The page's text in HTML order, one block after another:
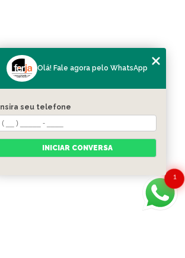
1
Olá! Fale agora pelo WhatsApp
Insira seu telefone
INICIAR CONVERSA